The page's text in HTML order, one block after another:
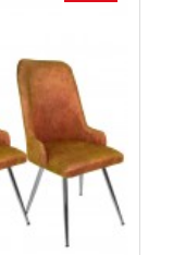
İHRAÇ FAZLASI
-20 %